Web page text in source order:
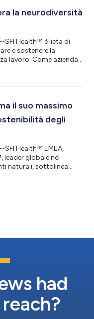
Il testo originale del
la neurodiversità
SFI Health™ è lieta di
e sostenere la
lavoro. Come azienda
migliorare il benessere
di queste iniziative,
il suo massimo
degli
SFI Health™ EMEA,
leader globale nel
naturali, sottolinea
Health™, la qualità non è
L'azienda si
had